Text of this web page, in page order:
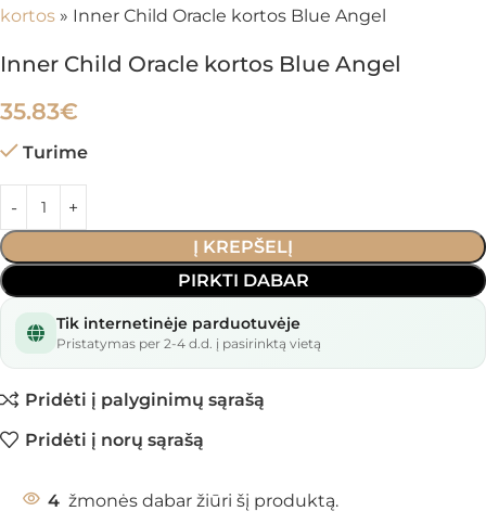
kortos » Inner Child Oracle kortos Blue Angel
Inner Child Oracle kortos Blue Angel
35.83€
Turime
Į KREPŠELĮ
PIRKTI DABAR
Tik internetinėje parduotuvėje
Pristatymas per 2-4 d.d. į pasirinktą vietą
Pridėti į palyginimų sąrašą
Pridėti į norų sąrašą
4 žmonės dabar žiūri šį produktą.